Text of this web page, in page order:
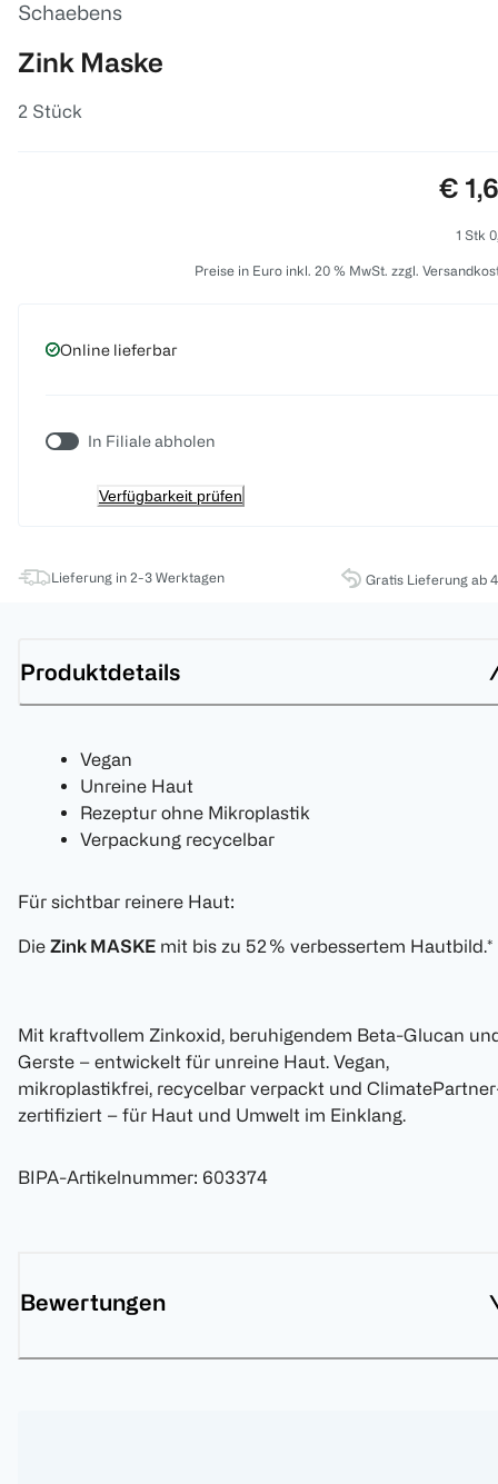
Schaebens
Zink Maske
2 Stück
€
1 Stk
Preise in Euro inkl. 20 % MwSt. zzgl.
Online lieferbar
In Filiale abholen
Verfügbarkeit prüfen
Lieferung in 2-3 Werktagen Gratis Lieferung ab
Produktdetails
Vegan
Unreine Haut
Rezeptur ohne Mikroplastik
Verpackung recycelbar
Für sichtbar reinere Haut:
Die Zink MASKE mit bis zu 52 % verbessertem Hautbild.*
Mit kraftvollem Zinkoxid, beruhigendem Beta-Glucan
Gerste – entwickelt für unreine Haut. Vegan,
mikroplastikfrei, recycelbar verpackt und
zertifiziert – für Haut und Umwelt im Einklang.
BIPA-Artikelnummer: 603374
Bewertungen